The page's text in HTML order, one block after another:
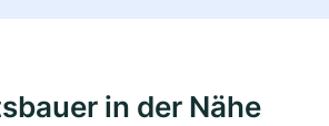
in der Nähe